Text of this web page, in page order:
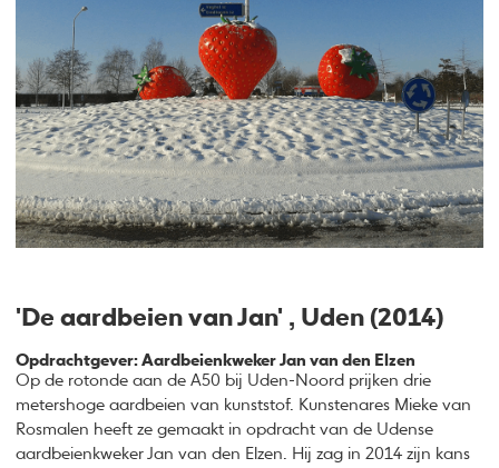
'De aardbeien van Jan' , Uden (2014)
Opdrachtgever: Aardbeienkweker Jan van den Elzen
Op de rotonde aan de A50 bij Uden-Noord prijken drie
metershoge aardbeien van kunststof. Kunstenares Mieke van
Rosmalen heeft ze gemaakt in opdracht van de Udense
aardbeienkweker Jan van den Elzen. Hij zag in 2014 zijn kans